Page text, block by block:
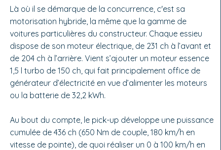
Là où il se démarque de la concurrence, c'est sa
motorisation hybride, la même que la gamme de
voitures particulières du constructeur. Chaque essieu
dispose de son moteur électrique, de 231 ch à l’avant et
de 204 ch à l’arrière. Vient s’ajouter un moteur essence
1,5 l turbo de 150 ch, qui fait principalement office de
générateur d’électricité en vue d’alimenter les moteurs
ou la batterie de 32,2 kWh.
Au bout du compte, le pick-up développe une puissance
cumulée de 436 ch (650 Nm de couple, 180 km/h en
vitesse de pointe), de quoi réaliser un 0 à 100 km/h en